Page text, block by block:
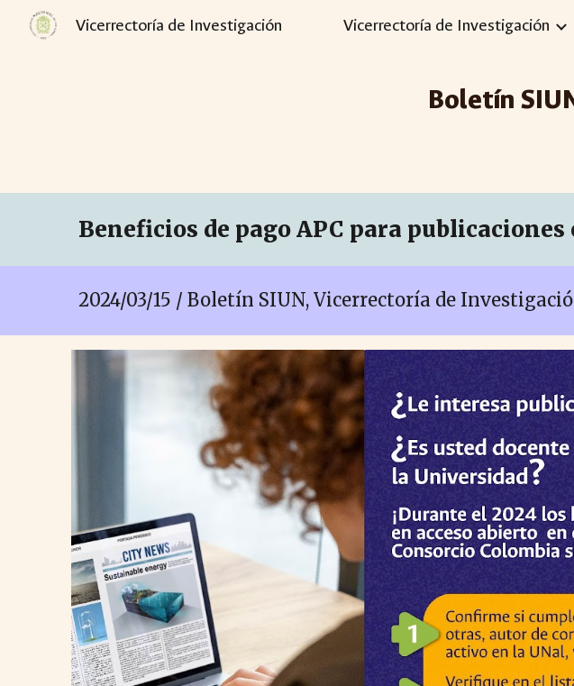
Skip to main content
Vicerrectoría de Investigación Vicerrectoría de Investigación
Boletín
Beneficios de pago APC para
2024/03/15 / Boletín SIUN, Vicerrectoría de